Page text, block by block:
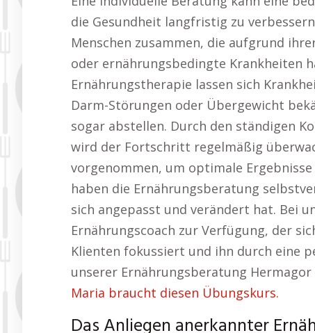
die Gesundheit langfristig zu
Menschen zusammen, die aufgrund
oder ernährungsbedingte Krankheiten
Ernährungstherapie lassen sich
Darm-Störungen oder Übergewicht
sogar abstellen. Durch den ständigen
wird der Fortschritt regelmäßig
vorgenommen, um optimale
haben die Ernährungsberatung
sich angepasst und verändert hat. Bei
Ernährungscoach zur Verfügung, der
Klienten fokussiert und ihn durch eine
unserer Ernährungsberatung Hermagor
Maria braucht diesen Übungskurs.
Das Anliegen anerkannter